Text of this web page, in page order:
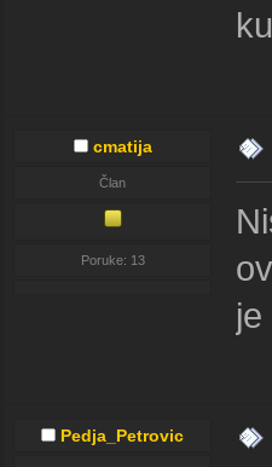
cmatija
Član
Poruke: 13
Pedja_Petrovic